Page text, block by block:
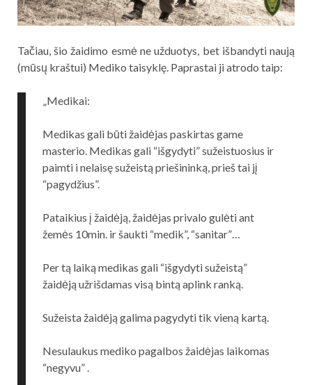
Tačiau, šio žaidimo esmė ne užduotys, bet išbandyti naują
(mūsų kraštui) Mediko taisyklę. Paprastai ji atrodo taip:
„Medikai:
Medikas gali būti žaidėjas paskirtas game
masterio. Medikas gali “išgydyti” sužeistuosius ir
paimti i nelaisę sužeistą priešininką, prieš tai jį
“pagydžius”.
Pataikius į žaidėją, žaidėjas privalo gulėti ant
žemės 10min. ir šaukti “medik”, “sanitar”…
Per tą laiką medikas gali “išgydyti sužeistą”
žaidėją užrišdamas visą bintą aplink ranką.
Sužeista žaidėją galima pagydyti tik vieną kartą.
Nesulaukus mediko pagalbos žaidėjas laikomas
“negyvu” .